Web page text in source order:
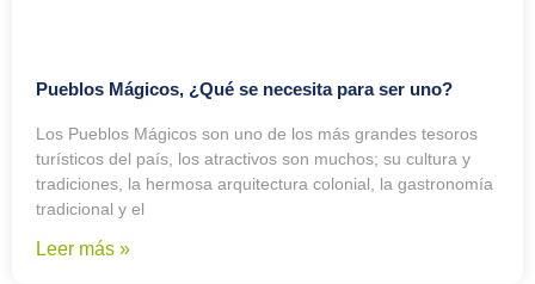
Pueblos Mágicos, ¿Qué se necesita para ser uno?
Los Pueblos Mágicos son uno de los más grandes tesoros
turísticos del país, los atractivos son muchos; su cultura y
tradiciones, la hermosa arquitectura colonial, la gastronomía
tradicional y el
Leer más »